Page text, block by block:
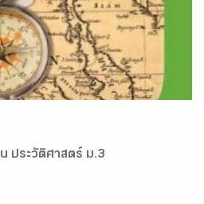
ประวัติศาสตร์ ม.3